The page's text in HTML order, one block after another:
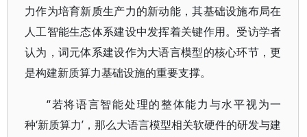
力作为培育新质生产力的新动能，其基础设施布局在
人工智能生态体系建设中发挥着关键作用。受访学者
认为，词元体系建设作为大语言模型的核心环节，更
是构建新质算力基础设施的重要支撑。
“若将语言智能处理的整体能力与水平视为一
种‘新质算力’，那么大语言模型相关软硬件的研发与建